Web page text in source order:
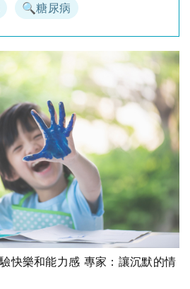
🔍糖尿病
快樂和能力感 專家：讓沉默的情